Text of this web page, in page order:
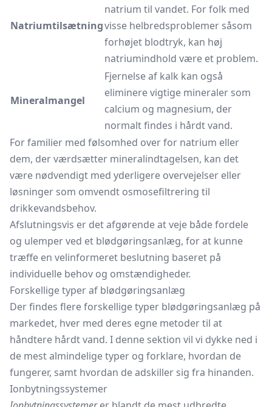
Natriumtilsætning
natrium til vandet. For folk med
visse helbredsproblemer såsom
forhøjet blodtryk, kan høj
natriumindhold være et problem.
Mineralmangel
Fjernelse af kalk kan også
eliminere vigtige mineraler som
calcium og magnesium, der
normalt findes i hårdt vand.
For familier med følsomhed over for natrium eller
dem, der værdsætter mineralindtagelsen, kan det
være nødvendigt med yderligere overvejelser eller
løsninger som omvendt osmosefiltrering til
drikkevandsbehov.
Afslutningsvis er det afgørende at veje både fordele
og ulemper ved et blødgøringsanlæg, for at kunne
træffe en velinformeret beslutning baseret på
individuelle behov og omstændigheder.
Forskellige typer af blødgøringsanlæg
Der findes flere forskellige typer blødgøringsanlæg på
markedet, hver med deres egne metoder til at
håndtere hårdt vand. I denne sektion vil vi dykke ned i
de mest almindelige typer og forklare, hvordan de
fungerer, samt hvordan de adskiller sig fra hinanden.
Ionbytningssystemer